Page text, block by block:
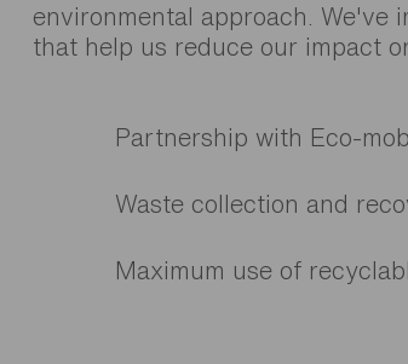
environmental approach. We've
that help us reduce our impact
Partnership with Eco-
Waste collection and
Maximum use of